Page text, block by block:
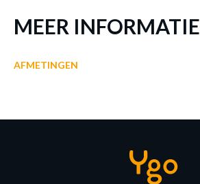
MEER INFORMATIE
AFMETINGEN